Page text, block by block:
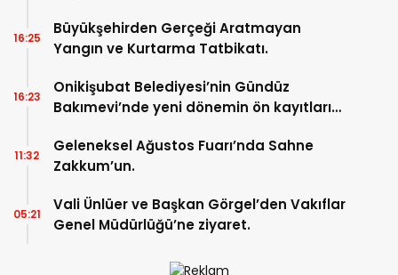
Büyükşehirden Gerçeği Aratmayan
Yangın ve Kurtarma Tatbikatı.
16:25
Onikişubat Belediyesi’nin Gündüz
Bakımevi’nde yeni dönemin ön kayıtları
16:23
Geleneksel Ağustos Fuarı’nda Sahne
Zakkum’un.
11:32
Vali Ünlüer ve Başkan Görgel’den Vakıflar
Genel Müdürlüğü’ne ziyaret.
05:21